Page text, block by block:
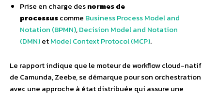
Prise en charge desnormes de
processuscomme Business Process Model and
Notation (BPMN),Decision Model and Notation
(DMN)etModel Context Protocol (MCP).
Le rapport indique que le moteur de workflow cloud-natif
de Camunda, Zeebe, se démarque pour son orchestration
avec une approche à état distribuée qui assure une